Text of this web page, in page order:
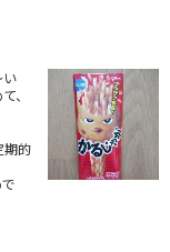
い
、
期的